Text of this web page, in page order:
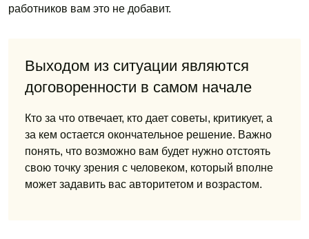
работников вам это не добавит.
Выходом из ситуации являются
договоренности в самом начале
Кто за что отвечает, кто дает советы, критикует, а
за кем остается окончательное решение. Важно
понять, что возможно вам будет нужно отстоять
свою точку зрения с человеком, который вполне
может задавить вас авторитетом и возрастом.